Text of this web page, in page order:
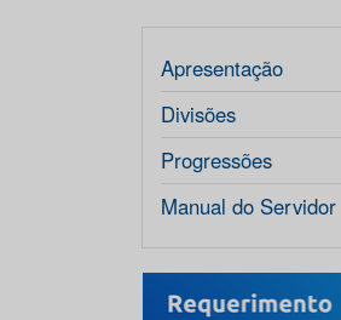
Apresentação
Divisões
Progressões
Manual do Servidor